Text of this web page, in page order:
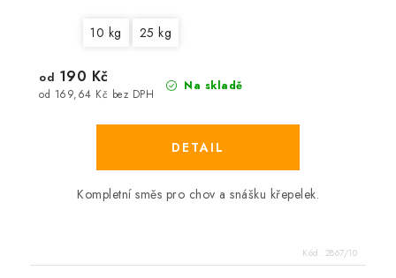
10 kg 25 kg
Na skladě
od 169,64 Kč bez DPH
od 190 Kč
Kompletní směs pro chov a snášku křepelek.
Kód: 2867/10